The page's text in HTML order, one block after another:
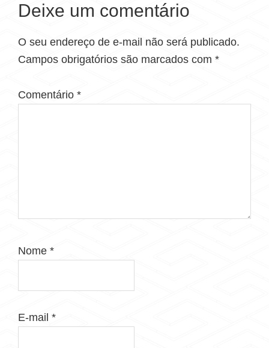
Deixe um comentário
O seu endereço de e-mail não será publicado.
Campos obrigatórios são marcados com *
Comentário *
Nome *
E-mail *